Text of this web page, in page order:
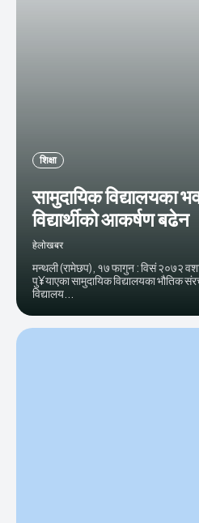
शिक्षा
सामुदायिक विद्यालयका
विद्यार्थीको आकर्षण बढेन
हेलाेखबर
मन्थली (रामेछप), १७ फागुन : विसं २०७२
पु¥याएका सामुदायिक विद्यालयका भौतिक
विद्यालय...